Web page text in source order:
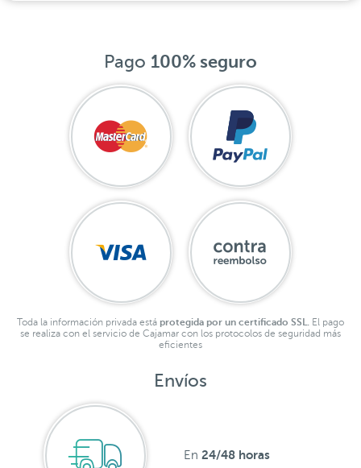
Pago 100% seguro
Toda la información privada está protegida por un certificado SSL. El pago
se realiza con el servicio de Cajamar con los protocolos de seguridad más
eficientes
Envíos
En 24/48 horas